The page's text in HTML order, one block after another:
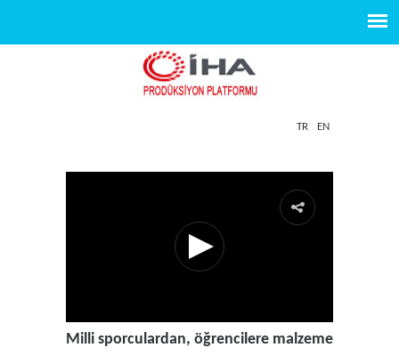
TR EN
Milli sporculardan, öğrencilere malzeme